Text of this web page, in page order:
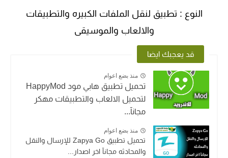
النوع : تطبيق لنقل الملفات الكبيره والتطبيقات
والالعاب والموسيقى
قد يعجبك ايضا
منذ بضع اعوام
تحميل تطبيق هابي مود HappyMod
لتحميل الالعاب والتطبيقات مهكر
مجانآ...
منذ بضع اعوام
تحميل تطبيق Zapya Go للإرسال والنقل
والمحادثه مجانآ اخر اصدار...